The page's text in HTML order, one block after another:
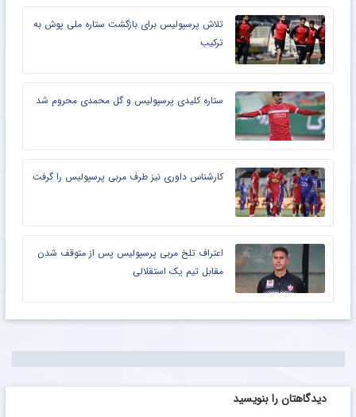
تلاش پرسپولیس برای بازگشت ستاره ملی پوش به
ترکیب
ستاره کلیدی پرسپولیس و گل محمدی محروم شد
کارشناس داوری نیز طرف مربی پرسپولیس را گرفت
اعتراف تلخ مربی پرسپولیس پس از متوقف شدن
مقابل تیم یک استقلالی
دیدگاهتان را بنویسید